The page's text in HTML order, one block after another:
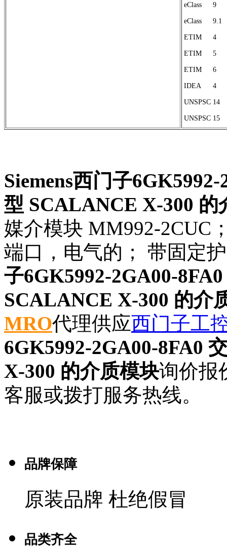
eClass 9
eClass 9.1
ETIM 4
ETIM 5
ETIM 6
IDEA 4
UNSPSC 14
UNSPSC 15
Siemens西门子
型 SCALANCE X-300 的
媒介模块 MM992-2CUC
端口，电气的； 带固定
子6GK5992-2GA00-
SCALANCE X-300 的介
MRO代理供应西门子工
6GK5992-2GA00-8FA0
X-300 的介质模块询价报
客服或拨打服务热线。
品牌保障
原装品牌 杜绝假冒
品类齐全